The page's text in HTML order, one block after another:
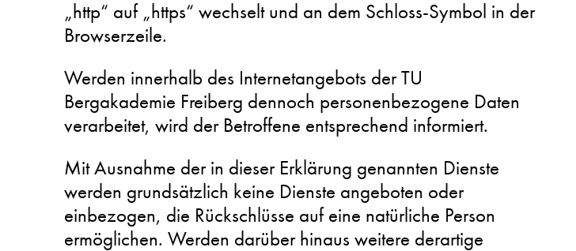
„http“ auf „https“ wechselt und an dem Schloss-Symbol in der
Browserzeile.
Werden innerhalb des Internetangebots der TU
Bergakademie Freiberg dennoch personenbezogene Daten
verarbeitet, wird der Betroffene entsprechend informiert.
Mit Ausnahme der in dieser Erklärung genannten Dienste
werden grundsätzlich keine Dienste angeboten oder
einbezogen, die Rückschlüsse auf eine natürliche Person
ermöglichen. Werden darüber hinaus weitere derartige